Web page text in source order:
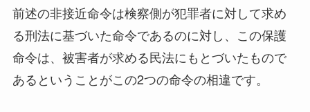
前述の非接近命令は検察側が犯罪者に対して求め
る刑法に基づいた命令であるのに対し、この保護
命令は、被害者が求める民法にもとづいたもので
あるということがこの2つの命令の相違です。